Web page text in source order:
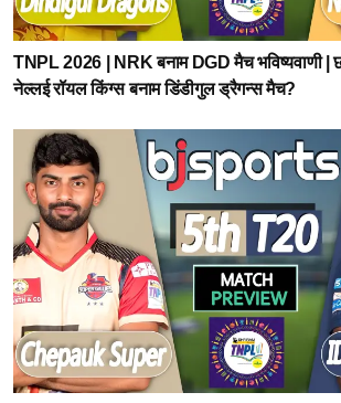
TNPL 2026 | NRK बनाम DGD मैच भविष्यवाणी |
नेल्लई रॉयल किंग्स बनाम डिंडीगुल ड्रैगन्स मैच?